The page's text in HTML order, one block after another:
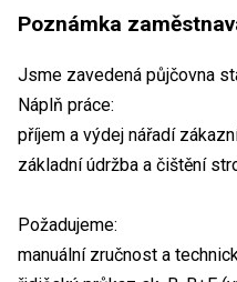
Poznámka
Jsme zavedená půjčovna
Náplň práce:
příjem a výdej nářadí
základní údržba a čištění
Požadujeme:
manuální zručnost a